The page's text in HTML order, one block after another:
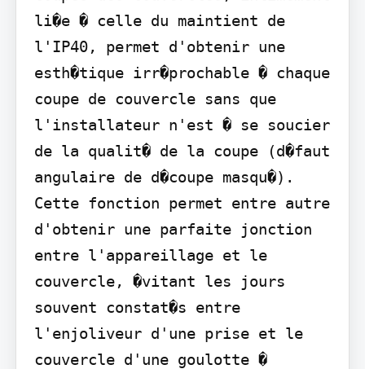
li�e � celle du maintient de
l'IP40, permet d'obtenir une
esth�tique irr�prochable � chaque
coupe de couvercle sans que
l'installateur n'est � se soucier
de la qualit� de la coupe (d�faut
angulaire de d�coupe masqu�).
Cette fonction permet entre autre
d'obtenir une parfaite jonction
entre l'appareillage et le
couvercle, �vitant les jours
souvent constat�s entre
l'enjoliveur d'une prise et le
couvercle d'une goulotte �